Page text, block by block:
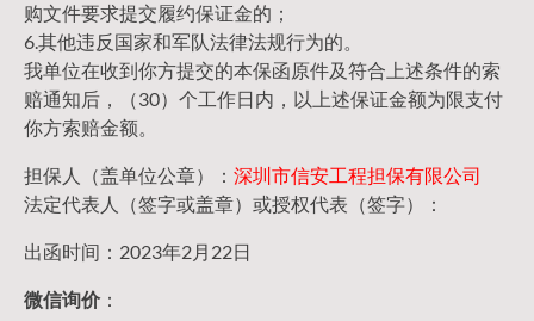
购文件要求提交履约保证金的；
6.其他违反国家和军队法律法规行为的。
我单位在收到你方提交的本保函原件及符合上述条件的索
赔通知后，（30）个工作日内，以上述保证金额为限支付
你方索赔金额。
担保人（盖单位公章）： 深圳市信安工程担保有限公司
法定代表人（签字或盖章）或授权代表（签字）：
出函时间：2023年2月22日
微信询价：